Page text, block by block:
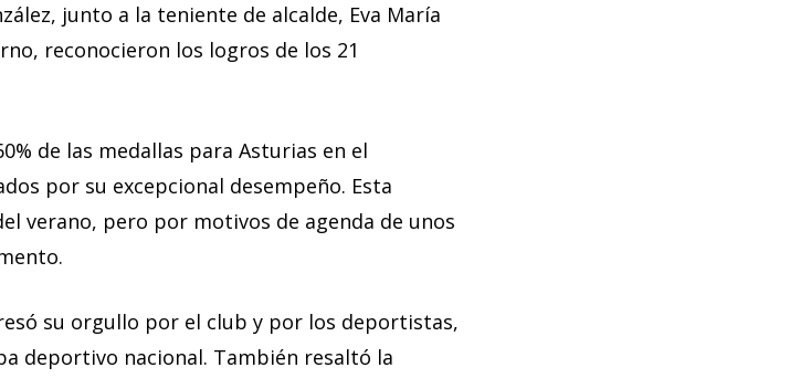
junto a la teniente de alcalde, Eva María
reconocieron los logros de los 21
de las medallas para Asturias en el
por su excepcional desempeño. Esta
verano, pero por motivos de agenda de unos
su orgullo por el club y por los deportistas,
deportivo nacional. También resaltó la